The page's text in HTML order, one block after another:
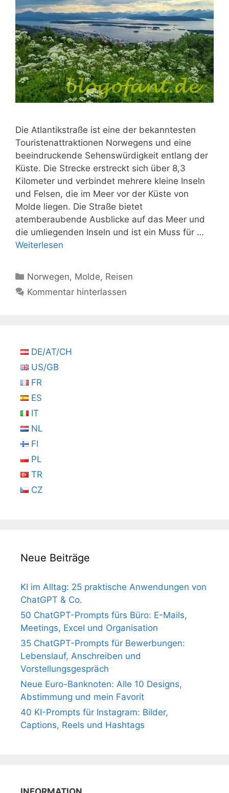
Die Atlantikstraße ist eine der bekanntesten
Touristenattraktionen Norwegens und eine
beeindruckende Sehenswürdigkeit entlang der
Küste. Die Strecke erstreckt sich über 8,3
Kilometer und verbindet mehrere kleine Inseln
und Felsen, die im Meer vor der Küste von
Molde liegen. Die Straße bietet
atemberaubende Ausblicke auf das Meer und
die umliegenden Inseln und ist ein Muss für …
Weiterlesen
Kategorien
Norwegen, Molde, Reisen
Kommentar hinterlassen
DE/AT/CH
US/GB
FR
ES
IT
NL
FI
PL
TR
CZ
Neue Beiträge
KI im Alltag: 25 praktische Anwendungen von
ChatGPT & Co.
50 ChatGPT-Prompts fürs Büro: E-Mails,
Meetings, Excel und Organisation
35 ChatGPT-Prompts für Bewerbungen:
Lebenslauf, Anschreiben und
Vorstellungsgespräch
Neue Euro-Banknoten: Alle 10 Designs,
Abstimmung und mein Favorit
40 KI-Prompts für Instagram: Bilder,
Captions, Reels und Hashtags